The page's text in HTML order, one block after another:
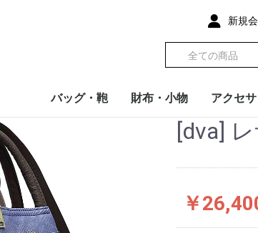
新規
バッグ・鞄 財布・小物
財布/コインケース/札
キーケース/キーホル
その他小物
アクセ
服飾小物
アクセサ
[dva]
￥